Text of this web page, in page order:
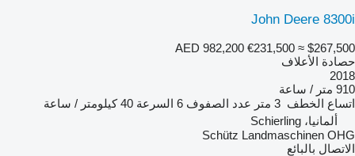
John Deere 8300i
AED 982,200 €231,500 ≈ $267,500
حصادة الأعلاف
2018
910 متر / ساعة
اتساع الخطف 3 متر عدد الصفوف 6 السرعة 40 كيلومتر / ساعة
ألمانيا، Schierling
Schütz Landmaschinen OHG
الاتصال بالبائع